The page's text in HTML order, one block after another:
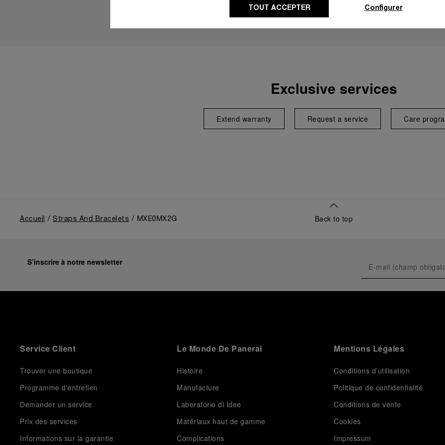
Exclusive services
Extend warranty Request a service Care
Accueil Straps And Bracelets MXE0MX2G Back to top
S’inscrire à notre newsletter
Service Client
Trouver une boutique
Programme d'entretien
Demander un service
Prix des services
Informations sur la garantie
Le Monde De Panerai
Histoire
Manufacture
Laboratorio di Idee
Matériaux haut de gamme
Complications
Mentions Légales
Conditions d’utilisation
Politique de confidentialité
Conditions de vente
Cookies
Impressum
TOUT ACCEPTER Configurer